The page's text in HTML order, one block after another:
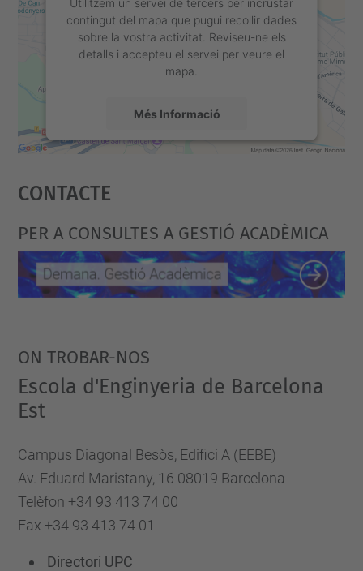
contingut del mapa que pugui recollir dades
sobre la vostra activitat. Reviseu-ne els
detalls i accepteu el servei per veure el
mapa.
Més Informació
powered by
Contacte
PER A CONSULTES A GESTIÓ ACADÈMICA
ON TROBAR-NOS
Escola d'Enginyeria de Barcelona
Est
Campus Diagonal Besòs, Edifici A (EEBE)
Av. Eduard Maristany, 16 08019 Barcelona
Telèfon +34 93 413 74 00
Fax +34 93 413 74 01
Directori UPC